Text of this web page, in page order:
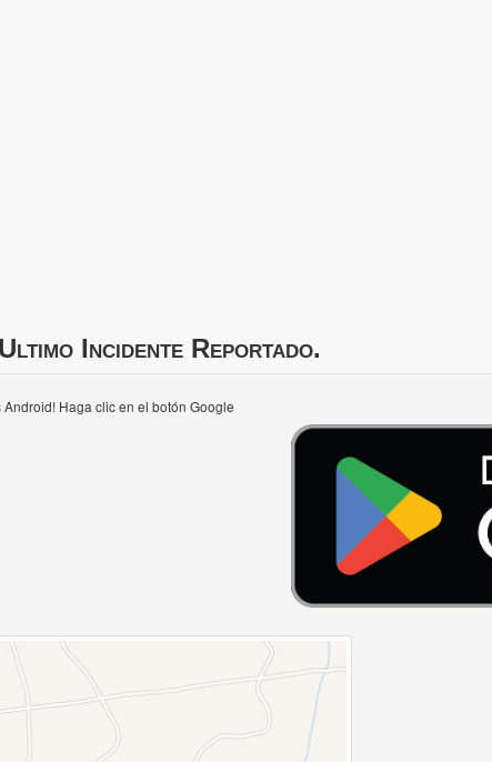
Ultimo Incidente Reportado.
Haga clic en el botón Google